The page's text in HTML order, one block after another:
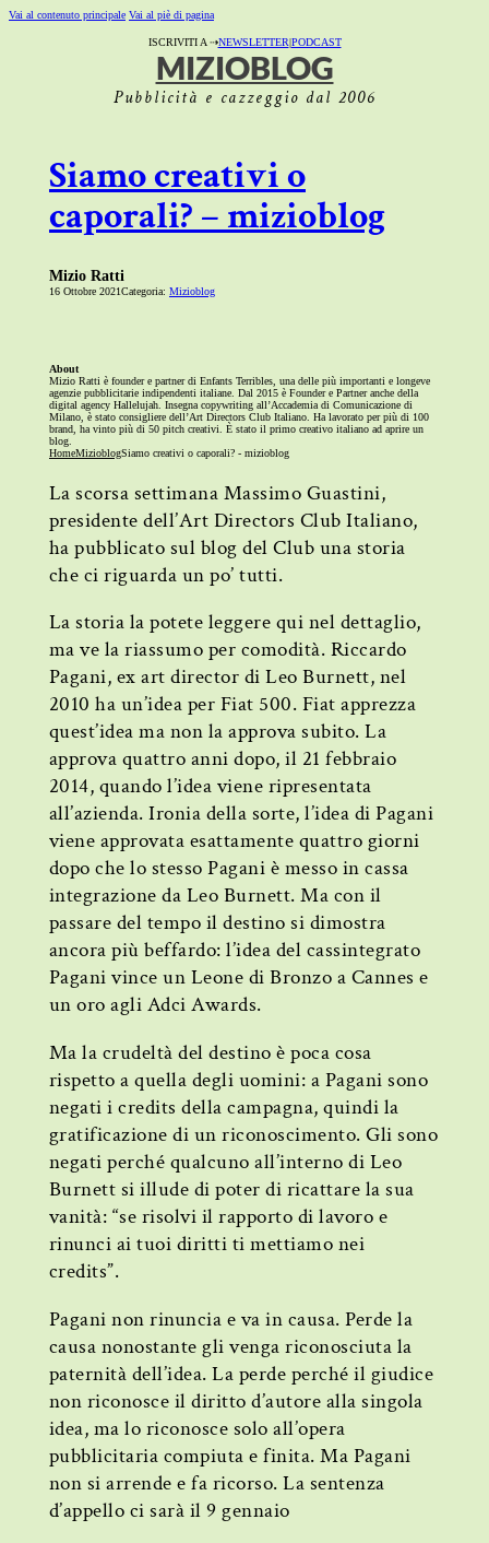
Vai al contenuto principale Vai al piè di pagina
ISCRIVITI A ⇢NEWSLETTER|PODCAST
MIZIOBLOG
Pubblicità e cazzeggio dal 2006
Siamo creativi o
caporali? – mizioblog
Mizio Ratti
16 Ottobre 2021Categoria: Mizioblog
About
Mizio Ratti è founder e partner di Enfants Terribles, una delle più importanti e longeve
agenzie pubblicitarie indipendenti italiane. Dal 2015 è Founder e Partner anche della
digital agency Hallelujah. Insegna copywriting all’Accademia di Comunicazione di
Milano, è stato consigliere dell’Art Directors Club Italiano. Ha lavorato per più di 100
brand, ha vinto più di 50 pitch creativi. È stato il primo creativo italiano ad aprire un
blog.
HomeMizioblogSiamo creativi o caporali? - mizioblog
La scorsa settimana Massimo Guastini,
presidente dell’Art Directors Club Italiano,
ha pubblicato sul blog del Club una storia
che ci riguarda un po’ tutti.
La storia la potete leggere qui nel dettaglio,
ma ve la riassumo per comodità. Riccardo
Pagani, ex art director di Leo Burnett, nel
2010 ha un’idea per Fiat 500. Fiat apprezza
quest’idea ma non la approva subito. La
approva quattro anni dopo, il 21 febbraio
2014, quando l’idea viene ripresentata
all’azienda. Ironia della sorte, l’idea di Pagani
viene approvata esattamente quattro giorni
dopo che lo stesso Pagani è messo in cassa
integrazione da Leo Burnett. Ma con il
passare del tempo il destino si dimostra
ancora più beffardo: l’idea del cassintegrato
Pagani vince un Leone di Bronzo a Cannes e
un oro agli Adci Awards.
Ma la crudeltà del destino è poca cosa
rispetto a quella degli uomini: a Pagani sono
negati i credits della campagna, quindi la
gratificazione di un riconoscimento. Gli sono
negati perché qualcuno all’interno di Leo
Burnett si illude di poter di ricattare la sua
vanità: “se risolvi il rapporto di lavoro e
rinunci ai tuoi diritti ti mettiamo nei
credits”.
Pagani non rinuncia e va in causa. Perde la
causa nonostante gli venga riconosciuta la
paternità dell’idea. La perde perché il giudice
non riconosce il diritto d’autore alla singola
idea, ma lo riconosce solo all’opera
pubblicitaria compiuta e finita. Ma Pagani
non si arrende e fa ricorso. La sentenza
d’appello ci sarà il 9 gennaio